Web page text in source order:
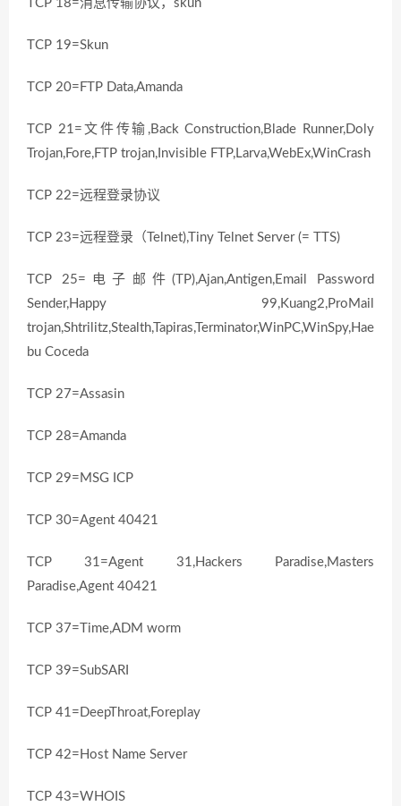
TCP 18=消息传输协议，skun
TCP 19=Skun
TCP 20=FTP Data,Amanda
TCP 21=文件传输,Back Construction,Blade Runner,Doly
Trojan,Fore,FTP trojan,Invisible FTP,Larva,WebEx,WinCrash
TCP 22=远程登录协议
TCP 23=远程登录（Telnet),Tiny Telnet Server (= TTS)
TCP 25=电子邮件(TP),Ajan,Antigen,Email Password
Sender,Happy 99,Kuang2,ProMail
trojan,Shtrilitz,Stealth,Tapiras,Terminator,WinPC,WinSpy,Hae
bu Coceda
TCP 27=Assasin
TCP 28=Amanda
TCP 29=MSG ICP
TCP 30=Agent 40421
TCP 31=Agent 31,Hackers Paradise,Masters
Paradise,Agent 40421
TCP 37=Time,ADM worm
TCP 39=SubSARI
TCP 41=DeepThroat,Foreplay
TCP 42=Host Name Server
TCP 43=WHOIS